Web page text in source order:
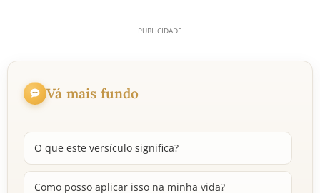
Vá mais fundo
O que este versículo significa?
Como posso aplicar isso na minha vida?